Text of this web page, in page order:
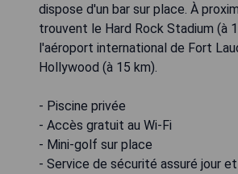
dispose d'un bar sur place. À
trouvent le Hard Rock Stadium (à
l'aéroport international de Fort
Hollywood (à 15 km).
- Piscine privée
- Accès gratuit au Wi-Fi
- Mini-golf sur place
- Service de sécurité assuré jour